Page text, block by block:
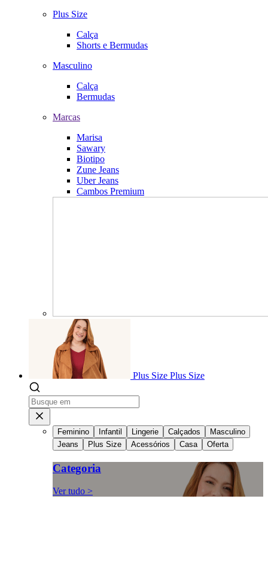
Plus Size
Calça
Shorts e Bermudas
Masculino
Calça
Bermudas
Marcas
Marisa
Sawary
Biotipo
Zune Jeans
Uber Jeans
Cambos Premium
Plus Size Plus Size
Feminino Infantil Lingerie Calçados
Masculino
Jeans
Plus Size Acessórios Casa Oferta
Categoria
Ver tudo >